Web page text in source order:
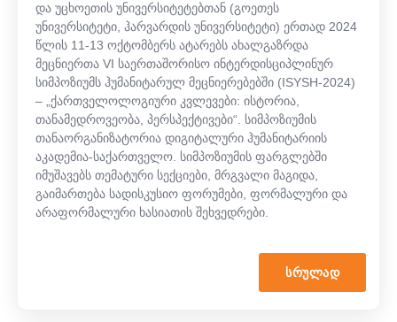
და უცხოეთის უნივერსიტეტებთან (გოეთეს
უნივერსიტეტი, ჰარვარდის უნივერსიტეტი) ერთად 2024
წლის 11-13 ოქტომბერს ატარებს ახალგაზრდა
მეცნიერთა VI საერთაშორისო ინტერდისციპლინურ
სიმპოზიუმს ჰუმანიტარულ მეცნიერებებში (ISYSH-2024)
– „ქართველოლოგიური კვლევები: ისტორია,
თანამედროვეობა, პერსპექტივები“. სიმპოზიუმის
თანაორგანიზატორია დიგიტალური ჰუმანიტარიის
აკადემია-საქართველო. სიმპოზიუმის ფარგლებში
იმუშავებს თემატური სექციები, მრგვალი მაგიდა,
გაიმართება სადისკუსიო ფორუმები, ფორმალური და
არაფორმალური ხასიათის შეხვედრები.
ᲡᲠᲣᲚᲐᲓ